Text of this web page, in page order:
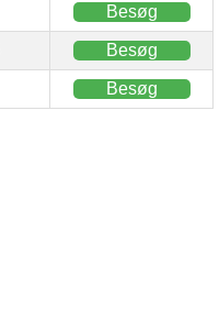
Besøg
Besøg
Besøg